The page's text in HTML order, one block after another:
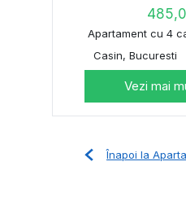
Apartament cu 4
Casin, Bucuresti
Vezi mai
Înapoi la